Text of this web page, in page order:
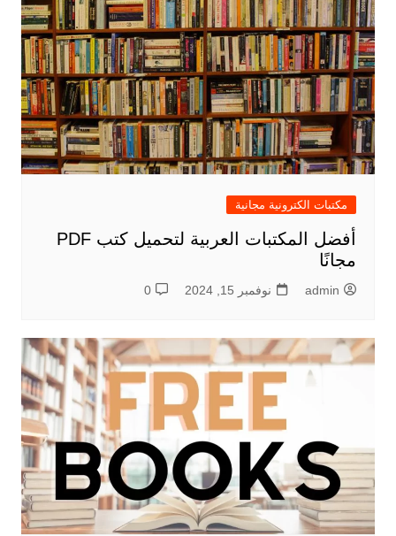
مكتبات الكترونية مجانية
أفضل المكتبات العربية لتحميل كتب PDF
مجانًا
admin نوفمبر 15, 2024 0